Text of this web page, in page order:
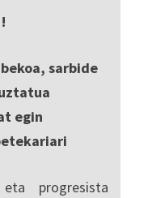
sarbide
egin
progresista